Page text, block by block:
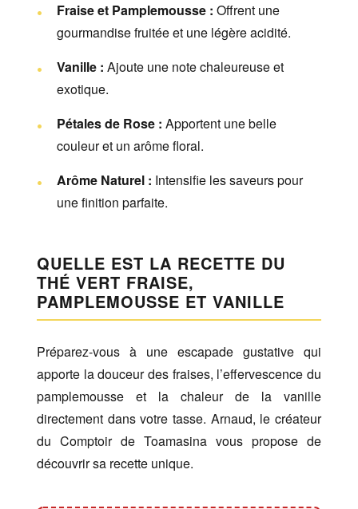
Fraise et Pamplemousse : Offrent une
gourmandise fruitée et une légère acidité.
Vanille : Ajoute une note chaleureuse et
exotique.
Pétales de Rose : Apportent une belle
couleur et un arôme floral.
Arôme Naturel : Intensifie les saveurs pour
une finition parfaite.
QUELLE EST LA RECETTE DU
THÉ VERT FRAISE,
PAMPLEMOUSSE ET VANILLE
Préparez-vous à une escapade gustative qui
apporte la douceur des fraises, l’effervescence du
pamplemousse et la chaleur de la vanille
directement dans votre tasse. Arnaud, le créateur
du Comptoir de Toamasina vous propose de
découvrir sa recette unique.